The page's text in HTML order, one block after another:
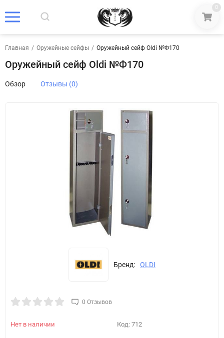
0
Главная / Оружейные сейфы / Оружейный сейф Oldi №Ф170
Оружейный сейф Oldi №Ф170
Обзор Отзывы (0)
Бренд: OLDI
0 Отзывов
Нет в наличии Код: 712